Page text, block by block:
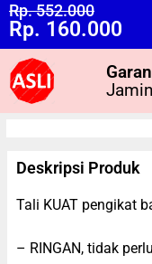
Rp. 552.000
Rp. 160.000
Deskripsi Produk
Tali KUAT pengikat
– RINGAN, tidak